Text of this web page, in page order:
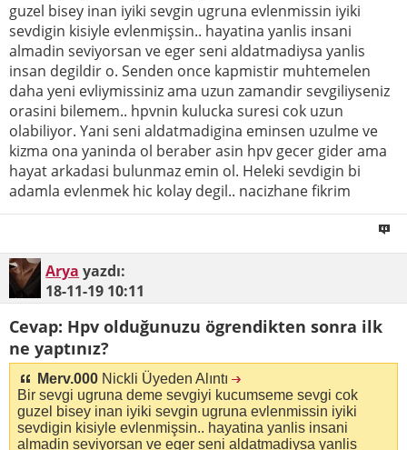
guzel bisey inan iyiki sevgin ugruna evlenmissin iyiki
sevdigin kisiyle evlenmişsin.. hayatina yanlis insani
almadin seviyorsan ve eger seni aldatmadiysa yanlis
insan degildir o. Senden once kapmistir muhtemelen
daha yeni evliymissiniz ama uzun zamandir sevgiliyseniz
orasini bilemem.. hpvnin kulucka suresi cok uzun
olabiliyor. Yani seni aldatmadigina eminsen uzulme ve
kizma ona yaninda ol beraber asin hpv gecer gider ama
hayat arkadasi bulunmaz emin ol. Heleki sevdigin bi
adamla evlenmek hic kolay degil.. nacizhane fikrim
Arya yazdı:
18-11-19 10:11
Cevap: Hpv olduğunuzu ögrendikten sonra ilk
ne yaptınız?
Merv.000 Nickli Üyeden Alıntı
Bir sevgi ugruna deme sevgiyi kucumseme sevgi cok
guzel bisey inan iyiki sevgin ugruna evlenmissin iyiki
sevdigin kisiyle evlenmişsin.. hayatina yanlis insani
almadin seviyorsan ve eger seni aldatmadiysa yanlis